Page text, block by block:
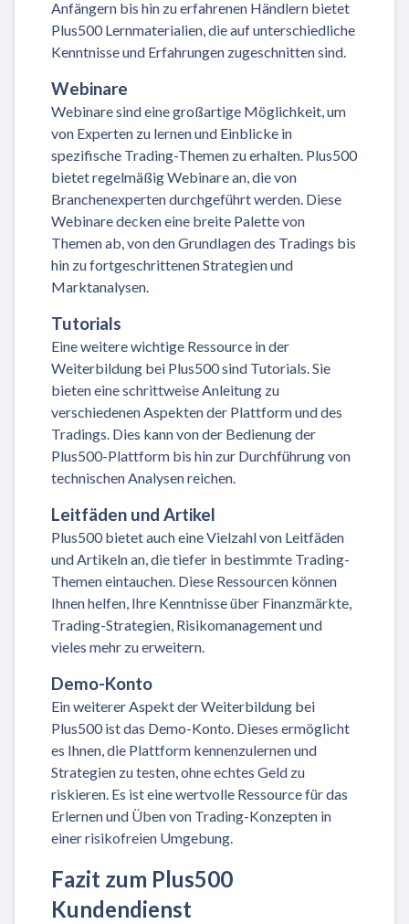
Anfängern bis hin zu erfahrenen Händlern bietet
Plus500 Lernmaterialien, die auf unterschiedliche
Kenntnisse und Erfahrungen zugeschnitten sind.
Webinare
Webinare sind eine großartige Möglichkeit, um
von Experten zu lernen und Einblicke in
spezifische Trading-Themen zu erhalten. Plus500
bietet regelmäßig Webinare an, die von
Branchenexperten durchgeführt werden. Diese
Webinare decken eine breite Palette von
Themen ab, von den Grundlagen des Tradings bis
hin zu fortgeschrittenen Strategien und
Marktanalysen.
Tutorials
Eine weitere wichtige Ressource in der
Weiterbildung bei Plus500 sind Tutorials. Sie
bieten eine schrittweise Anleitung zu
verschiedenen Aspekten der Plattform und des
Tradings. Dies kann von der Bedienung der
Plus500-Plattform bis hin zur Durchführung von
technischen Analysen reichen.
Leitfäden und Artikel
Plus500 bietet auch eine Vielzahl von Leitfäden
und Artikeln an, die tiefer in bestimmte Trading-
Themen eintauchen. Diese Ressourcen können
Ihnen helfen, Ihre Kenntnisse über Finanzmärkte,
Trading-Strategien, Risikomanagement und
vieles mehr zu erweitern.
Demo-Konto
Ein weiterer Aspekt der Weiterbildung bei
Plus500 ist das Demo-Konto. Dieses ermöglicht
es Ihnen, die Plattform kennenzulernen und
Strategien zu testen, ohne echtes Geld zu
riskieren. Es ist eine wertvolle Ressource für das
Erlernen und Üben von Trading-Konzepten in
einer risikofreien Umgebung.
Fazit zum Plus500
Kundendienst